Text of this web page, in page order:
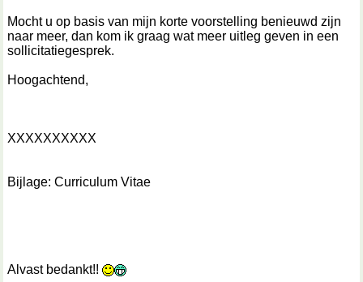
Mocht u op basis van mijn korte voorstelling benieuwd zijn
naar meer, dan kom ik graag wat meer uitleg geven in een
sollicitatiegesprek.
Hoogachtend,
XXXXXXXXXX
Bijlage: Curriculum Vitae
Alvast bedankt!!